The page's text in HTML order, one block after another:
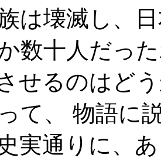
は壊滅し、
数十人だっ
せるのはど
て、 物語に
実通りに、